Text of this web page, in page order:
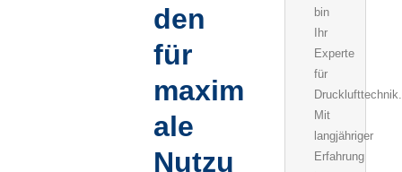
den
für
maxim
ale
Nutzu
bin
Ihr
Experte
für
Drucklufttechnik.
Mit
langjähriger
Erfahrung